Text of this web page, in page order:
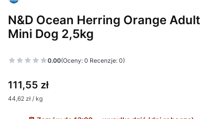
N&D Ocean Herring Orange Adult
Mini Dog 2,5kg
0.00(Oceny: 0 Recenzje: 0)
Cena
111,55 zł
44,62 zł / kg